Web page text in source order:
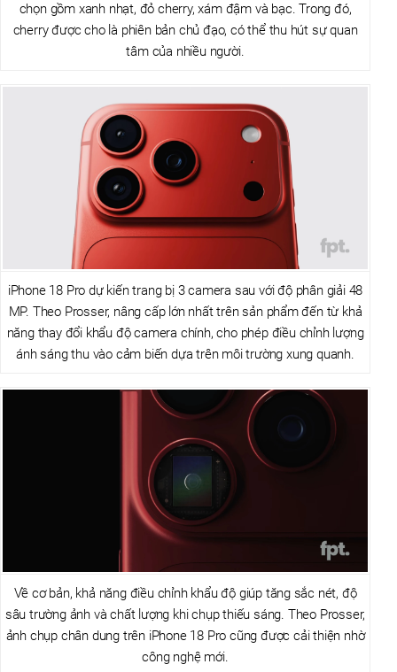
chọn gồm xanh nhạt, đỏ cherry, xám đậm và bạc. Trong đó,
cherry được cho là phiên bản chủ đạo, có thể thu hút sự quan
tâm của nhiều người.
iPhone 18 Pro dự kiến trang bị 3 camera sau với độ phân giải 48
MP. Theo Prosser, nâng cấp lớn nhất trên sản phẩm đến từ khả
năng thay đổi khẩu độ camera chính, cho phép điều chỉnh lượng
ánh sáng thu vào cảm biến dựa trên môi trường xung quanh.
Về cơ bản, khả năng điều chỉnh khẩu độ giúp tăng sắc nét, độ
sâu trường ảnh và chất lượng khi chụp thiếu sáng. Theo Prosser,
ảnh chụp chân dung trên iPhone 18 Pro cũng được cải thiện nhờ
công nghệ mới.